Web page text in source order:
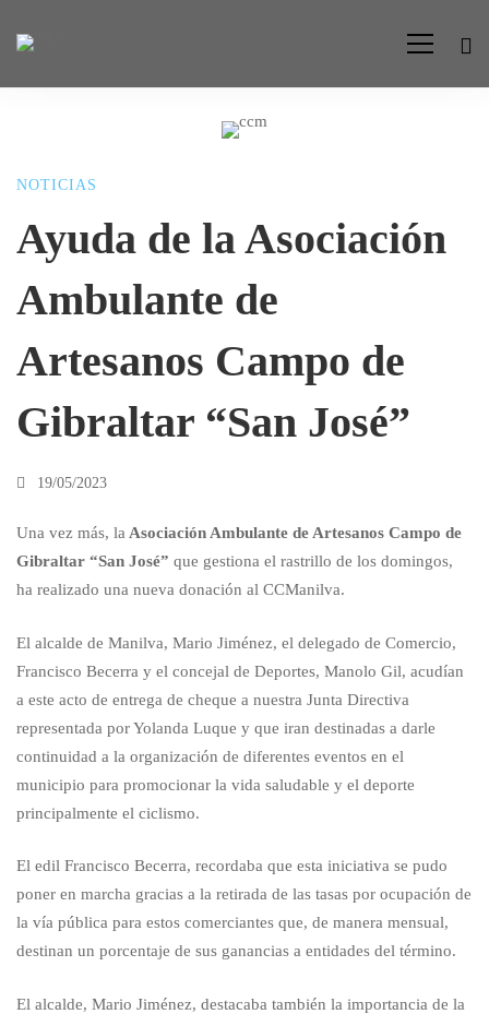
de
la
Asociación
Ambulante
de
Artesanos
Campo
de
Gibraltar
“San
José”
NOTICIAS
Ayuda de la Asociación
Ambulante de
Artesanos Campo de
Gibraltar “San José”
19/05/2023
Una vez más, la Asociación Ambulante de Artesanos Campo de
Gibraltar “San José” que gestiona el rastrillo de los domingos,
ha realizado una nueva donación al CCManilva.
El alcalde de Manilva, Mario Jiménez, el delegado de Comercio,
Francisco Becerra y el concejal de Deportes, Manolo Gil, acudían
a este acto de entrega de cheque a nuestra Junta Directiva
representada por Yolanda Luque y que iran destinadas a darle
continuidad a la organización de diferentes eventos en el
municipio para promocionar la vida saludable y el deporte
principalmente el ciclismo.
El edil Francisco Becerra, recordaba que esta iniciativa se pudo
poner en marcha gracias a la retirada de las tasas por ocupación de
la vía pública para estos comerciantes que, de manera mensual,
destinan un porcentaje de sus ganancias a entidades del término.
El alcalde, Mario Jiménez, destacaba también la importancia de la